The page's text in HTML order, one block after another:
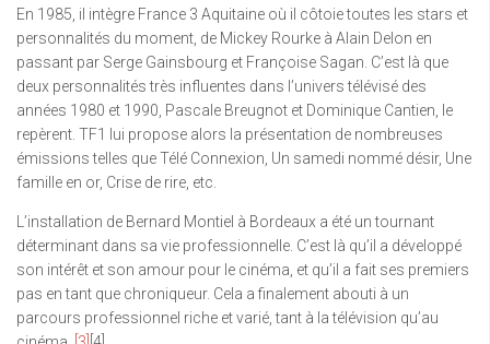
En 1985, il intègre France 3 Aquitaine où il côtoie toutes les stars et
personnalités du moment, de Mickey Rourke à Alain Delon en
passant par Serge Gainsbourg et Françoise Sagan. C’est là que
deux personnalités très influentes dans l’univers télévisé des
années 1980 et 1990, Pascale Breugnot et Dominique Cantien, le
repèrent. TF1 lui propose alors la présentation de nombreuses
émissions telles que Télé Connexion, Un samedi nommé désir, Une
famille en or, Crise de rire, etc.
L’installation de Bernard Montiel à Bordeaux a été un tournant
déterminant dans sa vie professionnelle. C’est là qu’il a développé
son intérêt et son amour pour le cinéma, et qu’il a fait ses premiers
pas en tant que chroniqueur. Cela a finalement abouti à un
parcours professionnel riche et varié, tant à la télévision qu’au